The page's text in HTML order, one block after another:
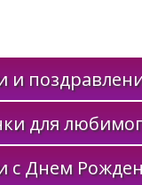
и
для
с Днем